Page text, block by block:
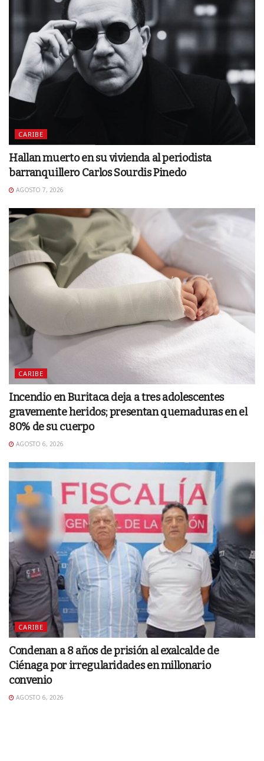
CARIBE
Hallan muerto en su vivienda al periodista
barranquillero Carlos Sourdis Pinedo
AGOSTO 7, 2026
CARIBE
Incendio en Buritaca deja a tres adolescentes
gravemente heridos; presentan quemaduras en el
80% de su cuerpo
AGOSTO 6, 2026
CARIBE
Condenan a 8 años de prisión al exalcalde de
Ciénaga por irregularidades en millonario
convenio
AGOSTO 6, 2026